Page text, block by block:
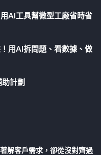
AI工具幫微型工廠省時省
用AI拆問題、看數據、做
計劃
解客戶需求，卻從沒對齊過